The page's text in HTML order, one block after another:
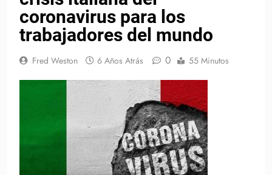
coronavirus para los
trabajadores del mundo
Fred Weston 6 Años Atrás 0 55 Minutos